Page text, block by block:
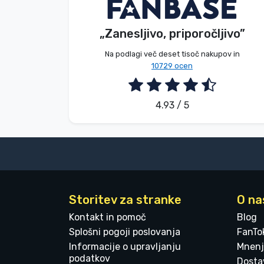
„Zanesljivo, priporočljivo”
Na podlagi več deset tisoč nakupov in
10729 ocen
4.93 / 5
V. Éva Kupec
2026. 08. 06.
Storitev za stranke
Kontakt in pomoč
Splošni pogoji poslovanja
Informacije o upravljanju
podatkov
O
Blog
Blagovne znamke